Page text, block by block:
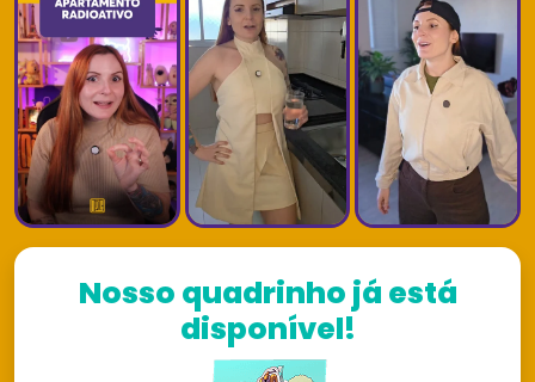
Nosso quadrinho já está
disponível!